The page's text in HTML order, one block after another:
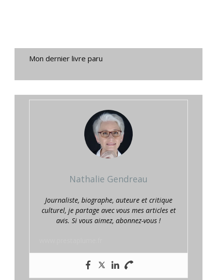
Mon dernier livre paru
Nathalie Gendreau
Journaliste, biographe, auteure et critique
culturel, je partage avec vous mes articles et
avis. Si vous aimez, abonnez-vous !